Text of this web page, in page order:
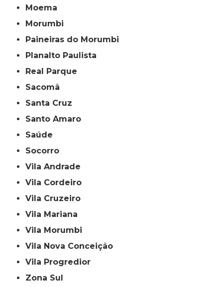
Moema
Morumbi
Paineiras do Morumbi
Planalto Paulista
Real Parque
Sacomã
Santa Cruz
Santo Amaro
Saúde
Socorro
Vila Andrade
Vila Cordeiro
Vila Cruzeiro
Vila Mariana
Vila Morumbi
Vila Nova Conceição
Vila Progredior
Zona Sul